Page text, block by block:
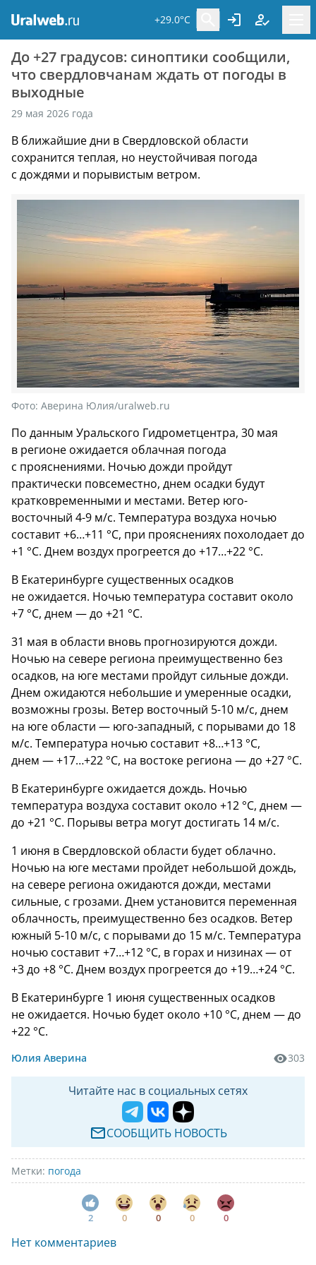
+29.0°C
До +27 градусов: синоптики сообщили,
что свердловчанам ждать от погоды в
выходные
29 мая 2026 года
В ближайшие дни в Свердловской области
сохранится теплая, но неустойчивая погода
с дождями и порывистым ветром.
Фото: Аверина Юлия/uralweb.ru
По данным Уральского Гидрометцентра, 30 мая
в регионе ожидается облачная погода
с прояснениями. Ночью дожди пройдут
практически повсеместно, днем осадки будут
кратковременными и местами. Ветер юго-
восточный 4-9 м/с. Температура воздуха ночью
составит +6…+11 °C, при прояснениях похолодает до
+1 °C. Днем воздух прогреется до +17…+22 °C.
В Екатеринбурге существенных осадков
не ожидается. Ночью температура составит около
+7 °C, днем — до +21 °C.
31 мая в области вновь прогнозируются дожди.
Ночью на севере региона преимущественно без
осадков, на юге местами пройдут сильные дожди.
Днем ожидаются небольшие и умеренные осадки,
возможны грозы. Ветер восточный 5-10 м/с, днем
на юге области — юго-западный, с порывами до 18
м/с. Температура ночью составит +8…+13 °C,
днем — +17…+22 °C, на востоке региона — до +27 °C.
В Екатеринбурге ожидается дождь. Ночью
температура воздуха составит около +12 °C, днем —
до +21 °C. Порывы ветра могут достигать 14 м/с.
1 июня в Свердловской области будет облачно.
Ночью на юге местами пройдет небольшой дождь,
на севере региона ожидаются дожди, местами
сильные, с грозами. Днем установится переменная
облачность, преимущественно без осадков. Ветер
южный 5-10 м/с, с порывами до 15 м/с. Температура
ночью составит +7…+12 °C, в горах и низинах — от
+3 до +8 °C. Днем воздух прогреется до +19…+24 °C.
В Екатеринбурге 1 июня существенных осадков
не ожидается. Ночью будет около +10 °C, днем — до
+22 °C.
Юлия Аверина 303
Читайте нас в социальных сетях
СООБЩИТЬ НОВОСТЬ
Метки: погода
2 0 0 0 0
Нет комментариев